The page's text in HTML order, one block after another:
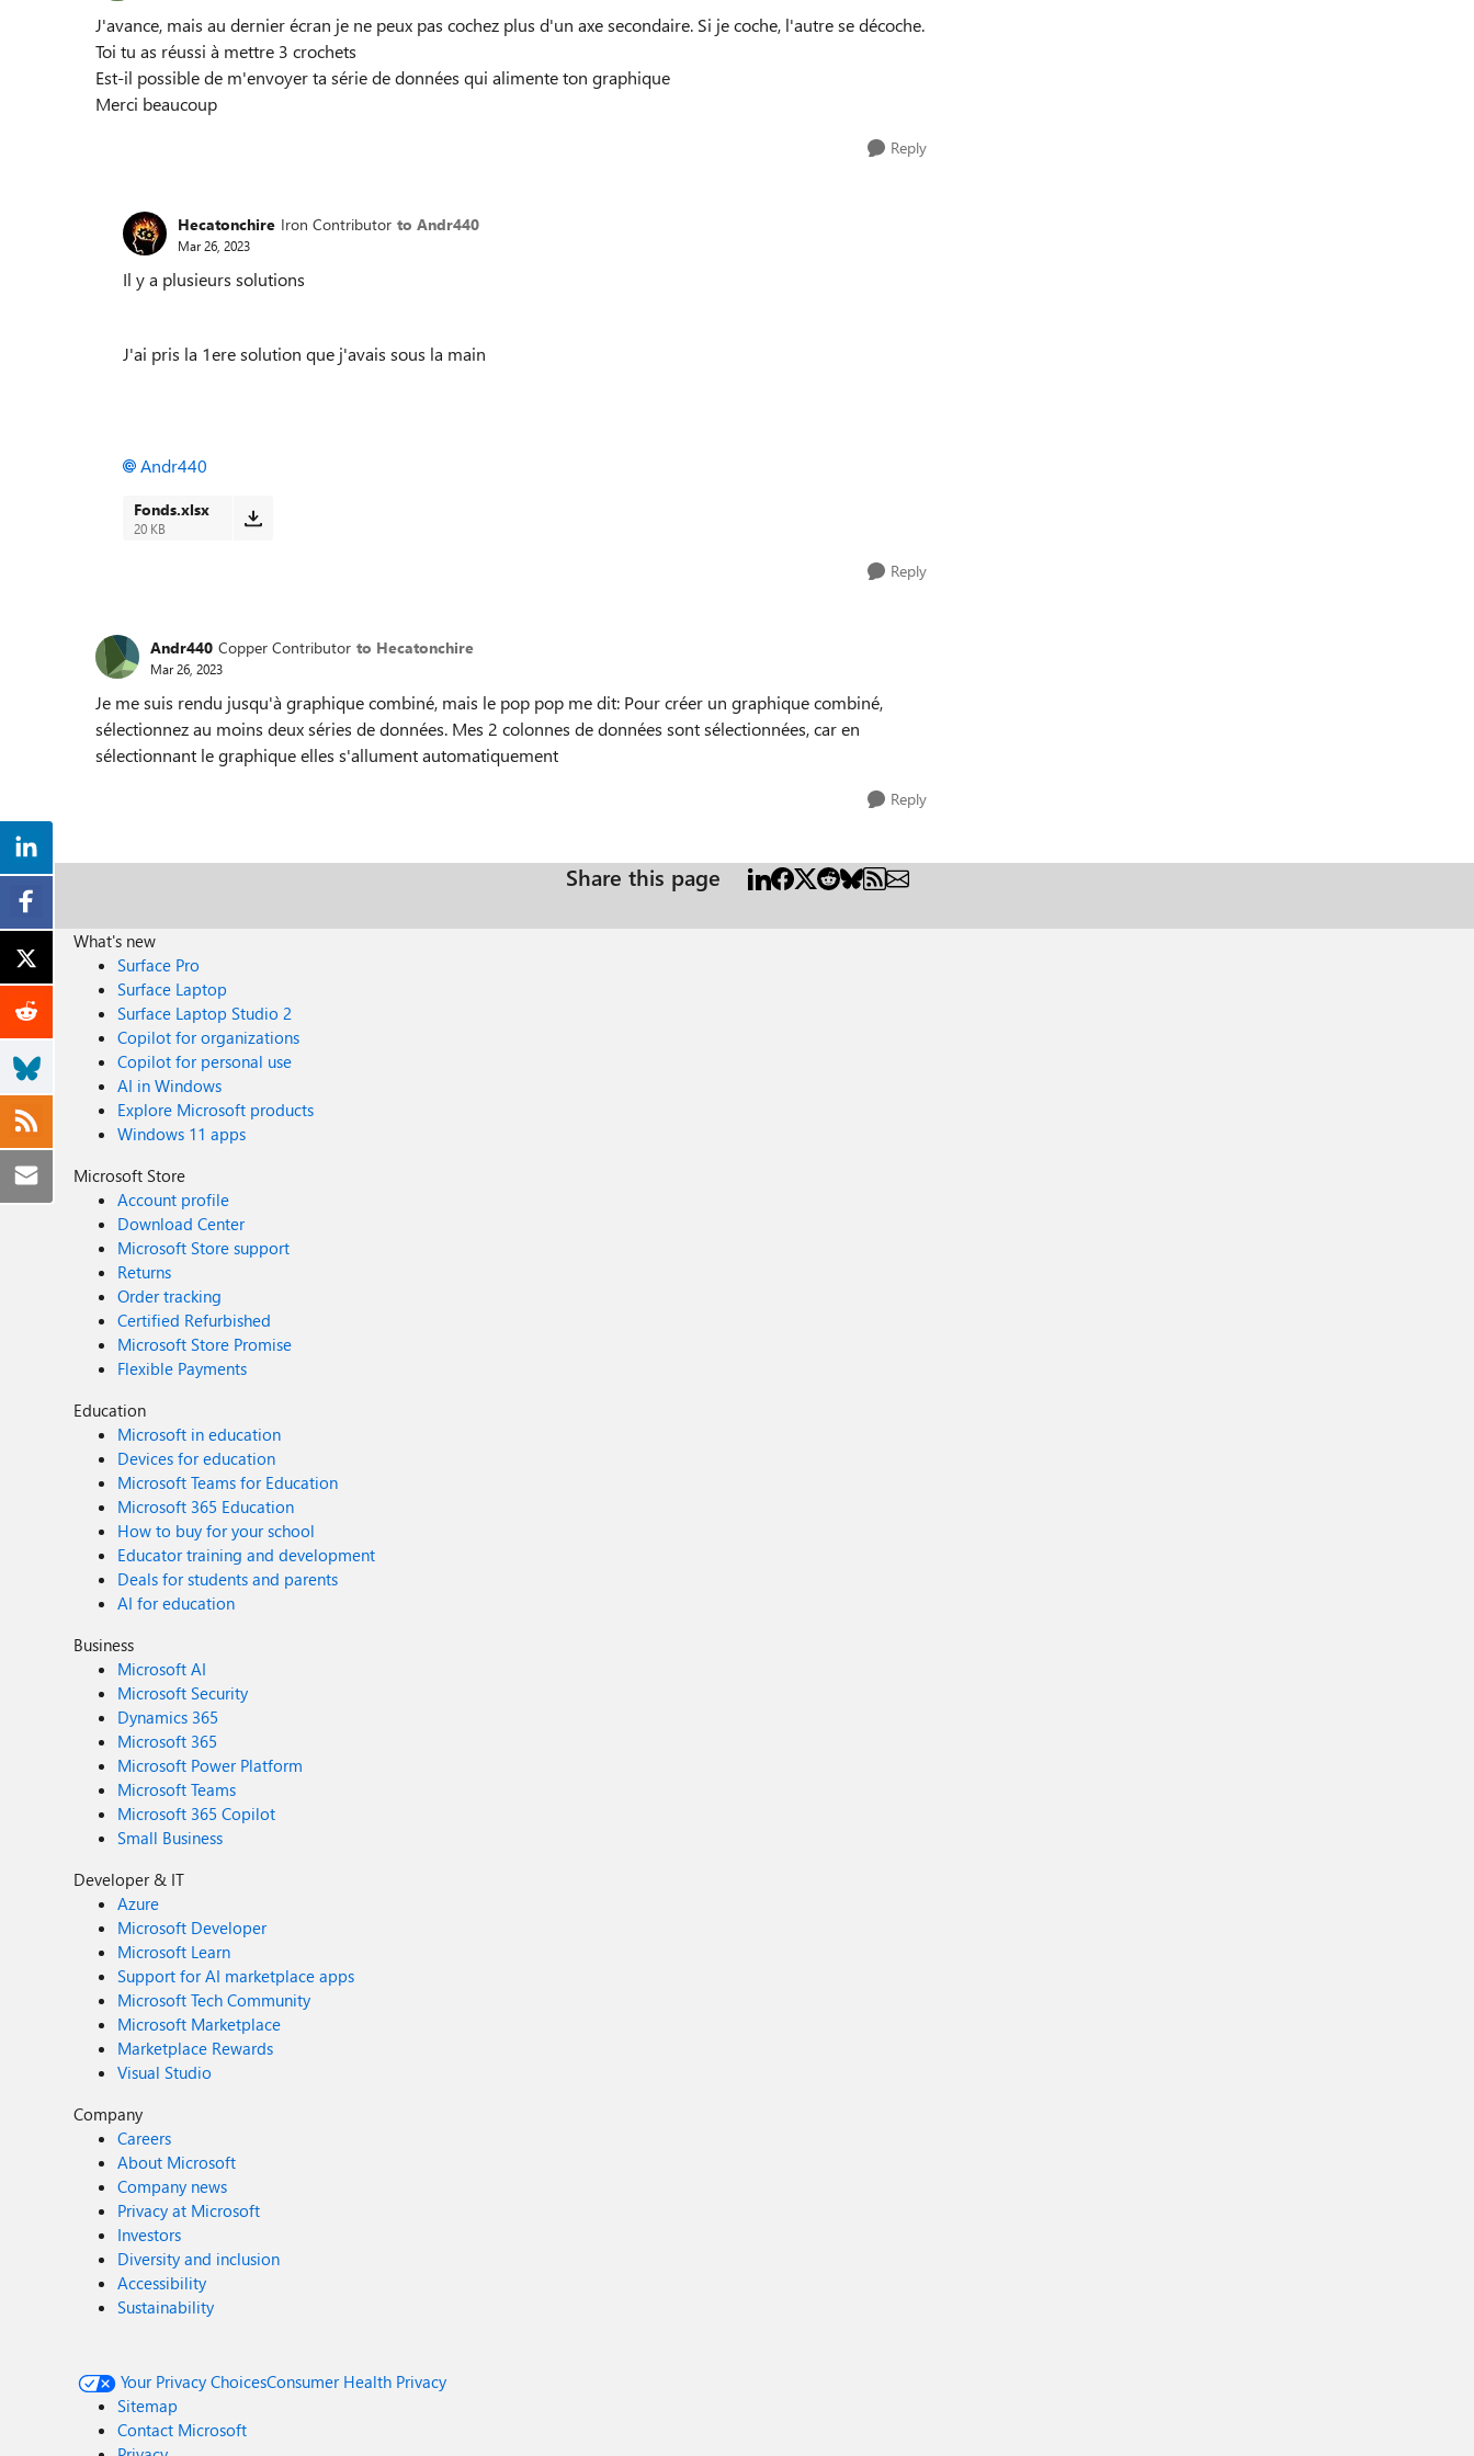
J'avance, mais au dernier écran je ne peux pas cochez plus d'un axe secondaire. Si je coche, l'autre se décoche.
Toi tu as réussi à mettre 3 crochets
Est-il possible de m'envoyer ta série de données qui alimente ton graphique
Merci beaucoup
Reply
Hecatonchire Iron Contributor to Andr440
Mar 26, 2023
Il y a plusieurs solutions
J'ai pris la 1ere solution que j'avais sous la main
Andr440
Fonds.xlsx
20 KB
Reply
Andr440 Copper Contributor to Hecatonchire
Mar 26, 2023
Je me suis rendu jusqu'à graphique combiné, mais le pop pop me dit: Pour créer un graphique combiné,
sélectionnez au moins deux séries de données. Mes 2 colonnes de données sont sélectionnées, car en
sélectionnant le graphique elles s'allument automatiquement
Reply
Share this page
What's new
Surface Pro
Surface Laptop
Surface Laptop Studio 2
Copilot for organizations
Copilot for personal use
AI in Windows
Explore Microsoft products
Windows 11 apps
Microsoft Store
Account profile
Download Center
Microsoft Store support
Returns
Order tracking
Certified Refurbished
Microsoft Store Promise
Flexible Payments
Education
Microsoft in education
Devices for education
Microsoft Teams for Education
Microsoft 365 Education
How to buy for your school
Educator training and development
Deals for students and parents
AI for education
Business
Microsoft AI
Microsoft Security
Dynamics 365
Microsoft 365
Microsoft Power Platform
Microsoft Teams
Microsoft 365 Copilot
Small Business
Developer & IT
Azure
Microsoft Developer
Microsoft Learn
Support for AI marketplace apps
Microsoft Tech Community
Microsoft Marketplace
Marketplace Rewards
Visual Studio
Company
Careers
About Microsoft
Company news
Privacy at Microsoft
Investors
Diversity and inclusion
Accessibility
Sustainability
Your Privacy ChoicesConsumer Health Privacy
Sitemap
Contact Microsoft